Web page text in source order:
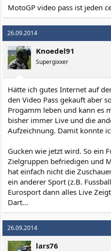
MotoGP video pass ist jeden
26.09.2014
Knoedel91
Supergixxer
Hätte ich gutes Internet auf
den Video Pass gekauft aber
Progamm leben und kann es
bisher immer Live und die
Aufzeichnung. Damit konnte
Gucken wie jetzt wird. So ein
Zielgruppen befriedigen und
hat einfach nicht die
ein anderer Sport (z.B.
Eurosport dann alles Live
Dart...
26.09.2014
lars76